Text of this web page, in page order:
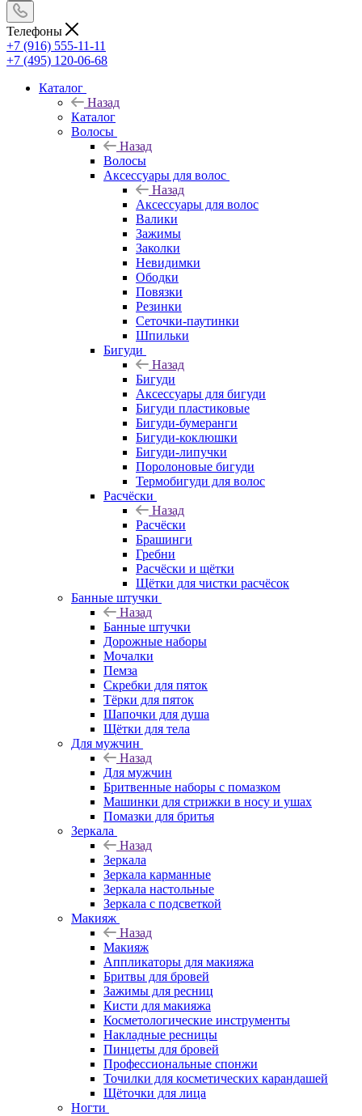
Телефоны
+7 (916) 555-11-11
+7 (495) 120-06-68
Каталог
Назад
Каталог
Волосы
Назад
Волосы
Аксессуары для волос
Назад
Аксессуары для волос
Валики
Зажимы
Заколки
Невидимки
Ободки
Повязки
Резинки
Сеточки-паутинки
Шпильки
Бигуди
Назад
Бигуди
Аксессуары для бигуди
Бигуди пластиковые
Бигуди-бумеранги
Бигуди-коклюшки
Бигуди-липучки
Поролоновые бигуди
Термобигуди для волос
Расчёски
Назад
Расчёски
Брашинги
Гребни
Расчёски и щётки
Щётки для чистки расчёсок
Банные штучки
Назад
Банные штучки
Дорожные наборы
Мочалки
Пемза
Скребки для пяток
Тёрки для пяток
Шапочки для душа
Щётки для тела
Для мужчин
Назад
Для мужчин
Бритвенные наборы с помазком
Машинки для стрижки в носу и ушах
Помазки для бритья
Зеркала
Назад
Зеркала
Зеркала карманные
Зеркала настольные
Зеркала с подсветкой
Макияж
Назад
Макияж
Аппликаторы для макияжа
Бритвы для бровей
Зажимы для ресниц
Кисти для макияжа
Косметологические инструменты
Накладные ресницы
Пинцеты для бровей
Профессиональные спонжи
Точилки для косметических карандашей
Щёточки для лица
Ногти